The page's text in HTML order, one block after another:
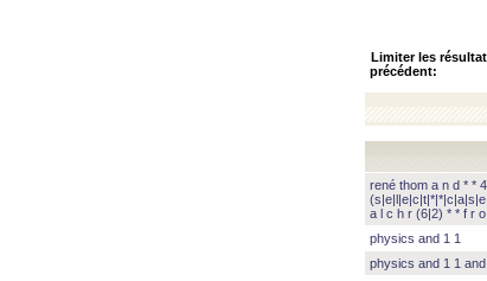
Limiter les
précédent:
rené thom a n d * *
a l c h r (6|2) * * f r
physics and 1 1
physics and 1 1